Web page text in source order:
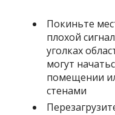
Покиньте
плохой
уголках
могут
помещении
стенами